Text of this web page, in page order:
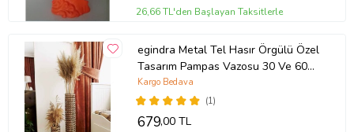
26,66 TL'den Başlayan Taksitlerle
egindra Metal Tel Hasır Örgülü Özel
Tasarım Pampas Vazosu 30 Ve 60
Cm 2li
(1)
Kargo Bedava
679,00 TL